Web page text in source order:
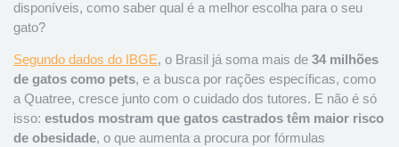
disponíveis, como saber qual é a melhor escolha para o seu
gato?
Segundo dados do IBGE, o Brasil já soma mais de 34 milhões
de gatos como pets, e a busca por rações específicas, como
a Quatree, cresce junto com o cuidado dos tutores. E não é só
isso: estudos mostram que gatos castrados têm maior risco
de obesidade, o que aumenta a procura por fórmulas